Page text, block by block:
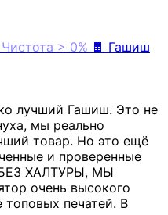
Чистота > 0% 🍫 Гашиш
лучший Гашиш. Это не
мы реально
товар. Но это ещё
и проверенные
ХАЛТУРЫ, МЫ
очень высокого
топовых печатей. В